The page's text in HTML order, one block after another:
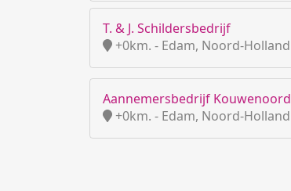
T. & J. Schildersbedrijf
+0km. - Edam, Noord-Holland
Aannemersbedrijf Kouwenoord
+0km. - Edam, Noord-Holland